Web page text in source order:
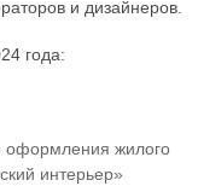
и дизайнеров.
года:
оформления жилого
интерьер»